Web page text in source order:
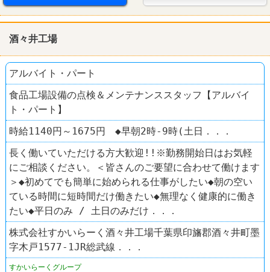
酒々井工場
アルバイト・パート
食品工場設備の点検＆メンテナンススタッフ【アルバイ
ト・パート】
時給1140円～1675円 ◆早朝2時-9時(土日．．．
長く働いていただける方大歓迎!!※勤務開始日はお気軽
にご相談ください。＜皆さんのご要望に合わせて働けます
＞◆初めてでも簡単に始められる仕事がしたい◆朝の空い
ている時間に短時間だけ働きたい◆無理なく健康的に働き
たい◆平日のみ / 土日のみだけ．．．
株式会社すかいらーく酒々井工場千葉県印旛郡酒々井町墨
字木戸1577-1JR総武線．．．
すかいらーくグループ